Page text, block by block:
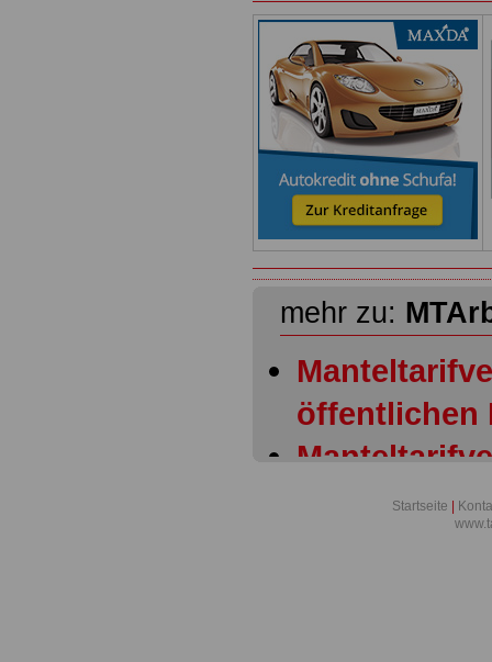
mehr zu:
öffentlichen
Startseite